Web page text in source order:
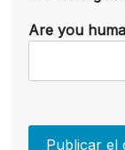
Are you